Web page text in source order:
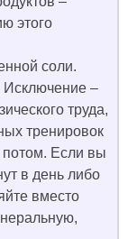
этого
соли.
Исключение –
труда,
тренировок
потом. Если вы
в день либо
вместо